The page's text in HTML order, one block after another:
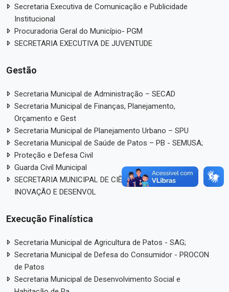
Secretaria Executiva de Comunicação e Publicidade
Institucional
Procuradoria Geral do Município- PGM
SECRETARIA EXECUTIVA DE JUVENTUDE
Gestão
Secretaria Municipal de Administração – SECAD
Secretaria Municipal de Finanças, Planejamento,
Orçamento e Gest
Secretaria Municipal de Planejamento Urbano – SPU
Secretaria Municipal de Saúde de Patos – PB - SEMUSA;
Proteção e Defesa Civil
Guarda Civil Municipal
SECRETARIA MUNICIPAL DE CIÊNCIA, TECNOLOGIA,
INOVAÇÃO E DESENVOL
Execução Finalística
Secretaria Municipal de Agricultura de Patos - SAG;
Secretaria Municipal de Defesa do Consumidor - PROCON
de Patos
Secretaria Municipal de Desenvolvimento Social e